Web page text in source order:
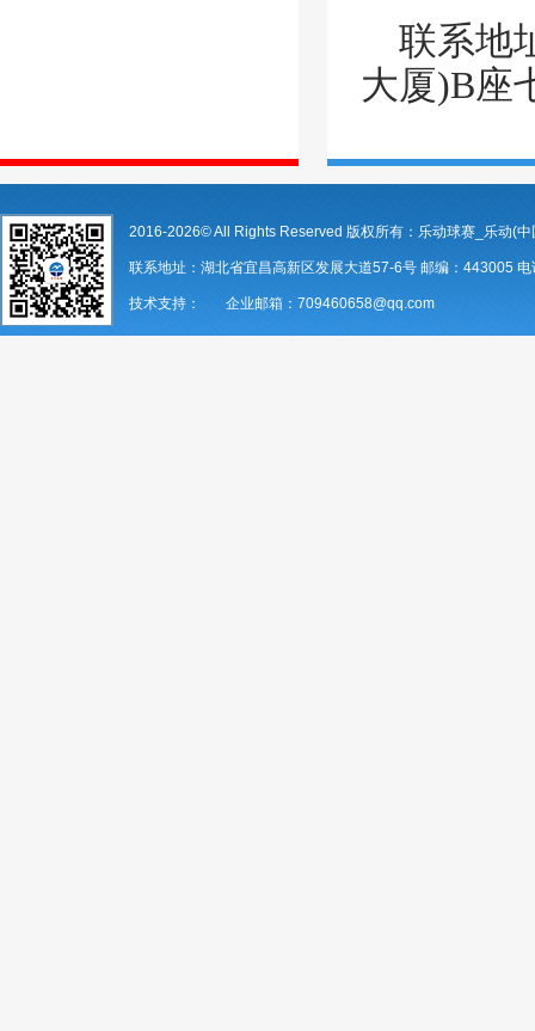
联系地
大厦)B座
2016-2026© All Rights Reserved 版权所有：乐动球赛_乐动(中
联系地址：湖北省宜昌高新区发展大道57-6号 邮编：443005
技术支持： 企业邮箱：709460658@qq.com